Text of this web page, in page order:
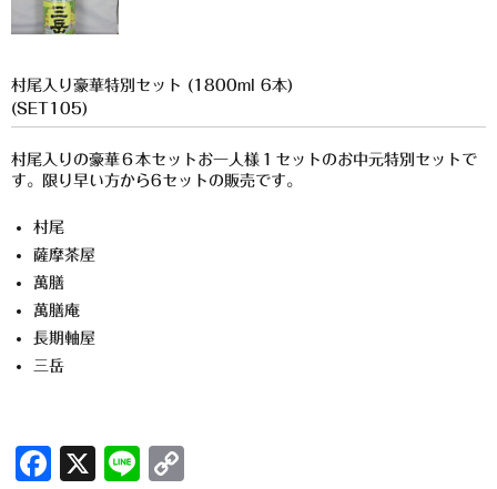
軸屋酒造
田村合名
知覧醸造
白石酒造
白玉醸造
甲斐商店
三岳酒造
村尾入り豪華特別セット (1800ml 6本)
(SET105)
村尾入りの豪華６本セットお一人様１セットのお中元特別セットで
す。限り早い方から6セットの販売です。
村尾
薩摩茶屋
萬膳
萬膳庵
長期軸屋
三岳
F
X
Li